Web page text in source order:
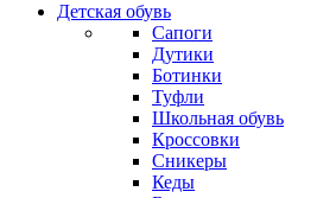
Детская обувь
Сапоги
Дутики
Ботинки
Туфли
Школьная обувь
Кроссовки
Сникеры
Кеды